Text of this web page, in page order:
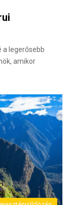
a legerősebb
amikor